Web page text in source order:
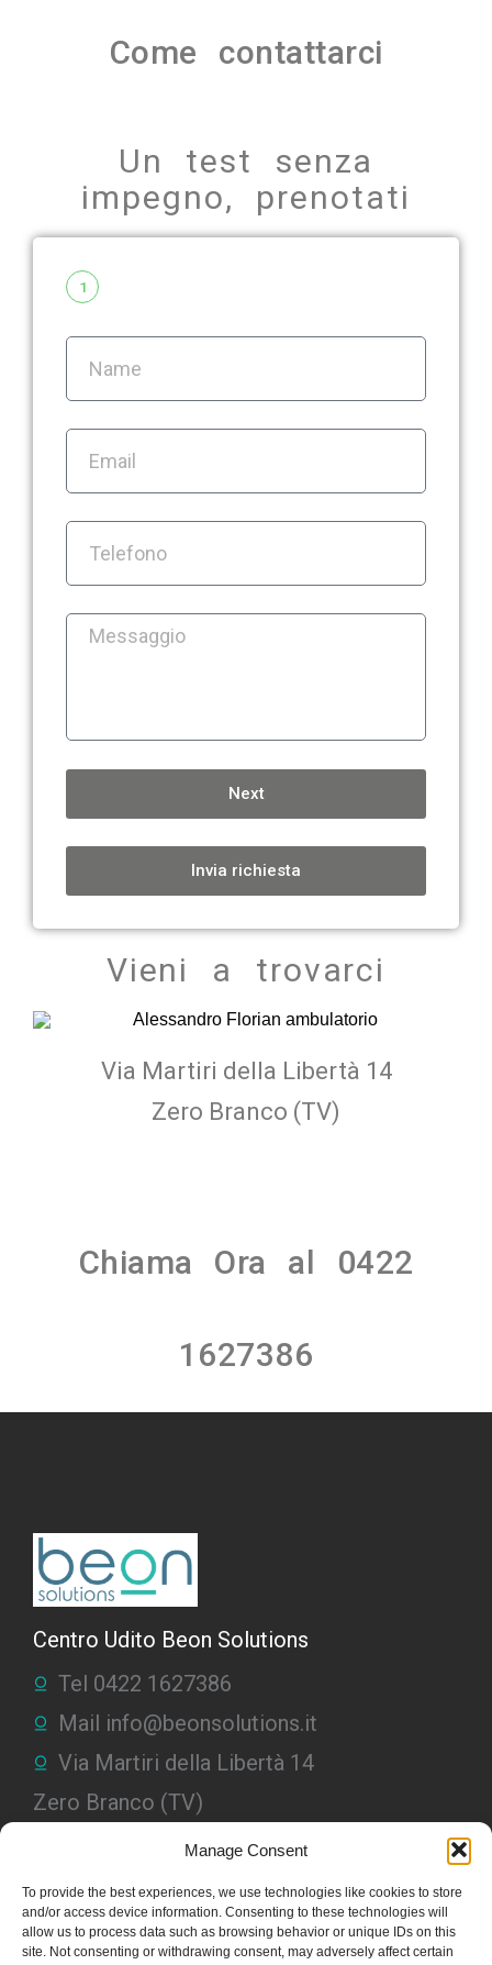
Manage Consent
To provide the best experiences, we use technologies like cookies to store
and/or access device information. Consenting to these technologies will
allow us to process data such as browsing behavior or unique IDs on this
site. Not consenting or withdrawing consent, may adversely affect certain
Come contattarci
Un test senza
impegno, prenotati
1
Next
Invia richiesta
Vieni a trovarci
Via Martiri della Libertà 14
Zero Branco (TV)
Chiama Ora al 0422
1627386
Centro Udito Beon Solutions
Tel 0422 1627386
Mail info@beonsolutions.it
Via Martiri della Libertà 14
Zero Branco (TV)
Apparecchi Acustici
Apparecchi Interni invisibili
Apparecchi tecnologici